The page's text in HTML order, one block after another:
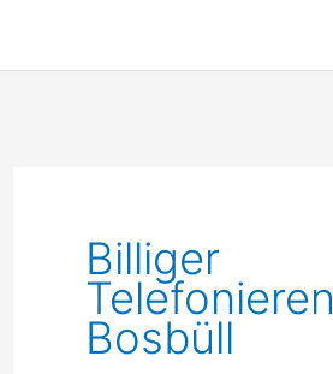
Billiger
Telefonieren
Bosbüll